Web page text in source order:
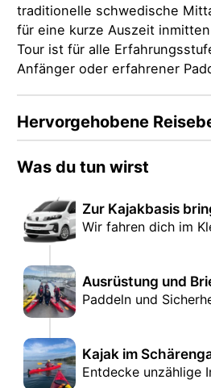
traditionelle schwedische
für eine kurze Auszeit
Tour ist für alle
Anfänger oder erfahrener
Hervorgehobene
Was du tun wirst
Zur Kajakbasis
Wir fahren dich im
Ausrüstung und
Paddeln und
Kajak im
Entdecke unzählige